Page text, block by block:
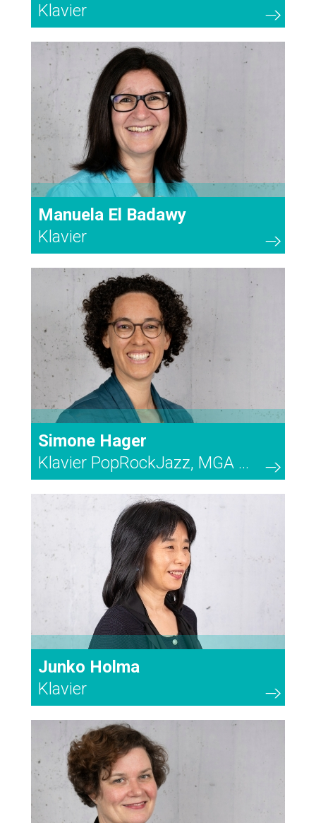
Klavier
Manuela El Badawy
Klavier
Simone Hager
Klavier PopRockJazz, MGA ...
Junko Holma
Klavier